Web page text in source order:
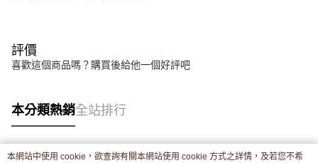
評價
喜歡這個商品嗎？購買後給他一個好評吧
本分類熱銷全站排行
本網站中使用 cookie，欲查詢有關本網站使用 cookie 方式之詳情，及若您不希